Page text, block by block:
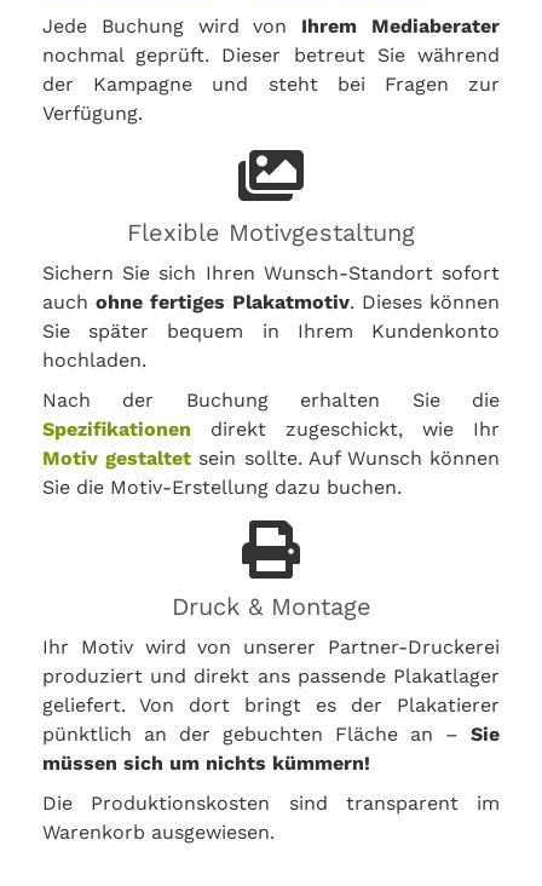
Jede Buchung wird von Ihrem Mediaberater
nochmal geprüft. Dieser betreut Sie während
der Kampagne und steht bei Fragen zur
Verfügung.
Flexible Motivgestaltung
Sichern Sie sich Ihren Wunsch-Standort sofort
auch ohne fertiges Plakatmotiv. Dieses können
Sie später bequem in Ihrem Kundenkonto
hochladen.
Nach der Buchung erhalten Sie die
Spezifikationen direkt zugeschickt, wie Ihr
Motiv gestaltet sein sollte. Auf Wunsch können
Sie die Motiv-Erstellung dazu buchen.
Druck & Montage
Ihr Motiv wird von unserer Partner-Druckerei
produziert und direkt ans passende Plakatlager
geliefert. Von dort bringt es der Plakatierer
pünktlich an der gebuchten Fläche an – Sie
müssen sich um nichts kümmern!
Die Produktionskosten sind transparent im
Warenkorb ausgewiesen.